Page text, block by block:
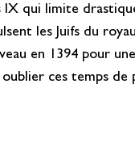
IX qui limite
les Juifs du
en 1394 pour
ces temps de